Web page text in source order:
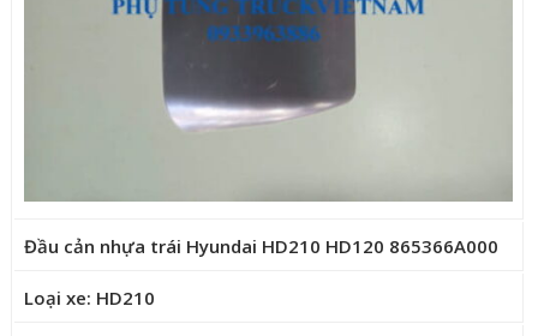
Đầu cản nhựa trái Hyundai HD210 HD120 865366A000
Loại xe: HD210